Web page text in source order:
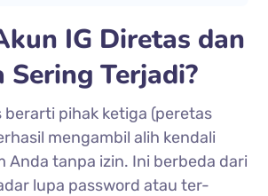
IG Diretas dan
Sering Terjadi?
berarti pihak ketiga (peretas
mengambil alih kendali
Anda tanpa izin. Ini berbeda dari
lupa password atau ter-